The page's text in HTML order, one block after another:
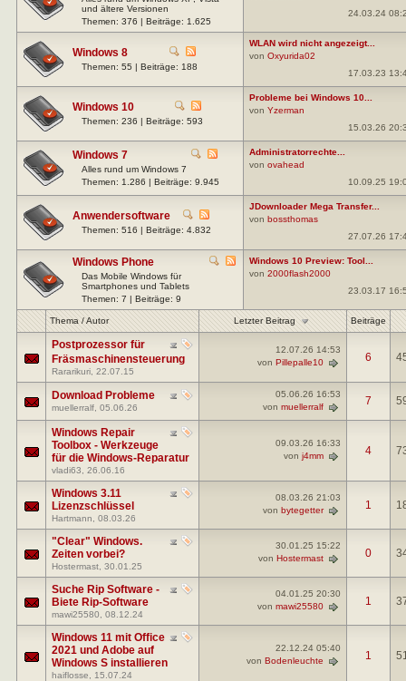
und ältere Versionen
Themen: 376 | Beiträge: 1.625
24.03.24
Windows 8
Themen: 55 | Beiträge: 188
WLAN wird nicht angezeigt...
von Oxyurida02
17.03.23
Windows 10
Themen: 236 | Beiträge: 593
Probleme bei Windows 10...
von Yzerman
15.03.26
Windows 7
Alles rund um Windows 7
Themen: 1.286 | Beiträge: 9.945
Administratorrechte...
von ovahead
10.09.25
Anwendersoftware
Themen: 516 | Beiträge: 4.832
JDownloader Mega Transfer...
von bossthomas
27.07.26
Windows Phone
Das Mobile Windows für
Smartphones und Tablets
Themen: 7 | Beiträge: 9
Windows 10 Preview: Tool...
von 2000flash2000
23.03.17
Thema/Autor Letzter Beitrag Beiträge
Postprozessor für
Fräsmaschinensteuerung
Rararikuri , 22.07.15
12.07.26 14:53
von Pillepalle10 6
Download Probleme
muellerralf , 05.06.26
05.06.26 16:53
von muellerralf 7
Windows Repair
Toolbox - Werkzeuge
für die Windows-Reparatur
vladi63 , 26.06.16
09.03.26 16:33
von j4mm 4
Windows 3.11
Lizenzschlüssel
Hartmann , 08.03.26
08.03.26 21:03
von bytegetter 1
"Clear" Windows.
Zeiten vorbei?
Hostermast , 30.01.25
30.01.25 15:22
von Hostermast 0
Suche Rip Software -
Biete Rip-Software
mawi25580 , 08.12.24
04.01.25 20:30
von mawi25580 1
Windows 11 mit Office
2021 und Adobe auf
Windows S installieren
haiflosse , 15.07.24
22.12.24 05:40
von Bodenleuchte 1